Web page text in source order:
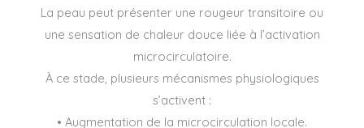
La peau peut présenter une rougeur transitoire ou
une sensation de chaleur douce liée à l’activation
microcirculatoire.
À ce stade, plusieurs mécanismes physiologiques
s’activent :
• Augmentation de la microcirculation locale.